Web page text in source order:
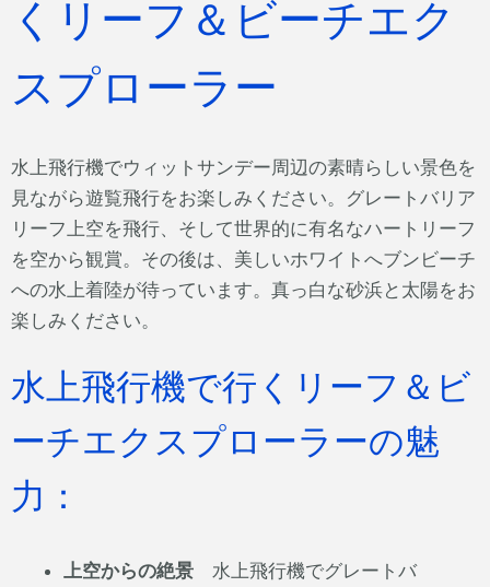
くリーフ＆ビーチエク
スプローラー
水上飛行機でウィットサンデー周辺の素晴らしい景色を
見ながら遊覧飛行をお楽しみください。グレートバリア
リーフ上空を飛行、そして世界的に有名なハートリーフ
を空から観賞。その後は、美しいホワイトへブンビーチ
への水上着陸が待っています。真っ白な砂浜と太陽をお
楽しみください。
水上飛行機で行くリーフ＆ビ
ーチエクスプローラーの魅
力：
上空からの絶景 水上飛行機でグレートバ